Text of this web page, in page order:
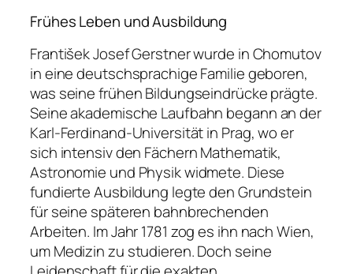
Frühes Leben und Ausbildung
František Josef Gerstner wurde in Chomutov
in eine deutschsprachige Familie geboren,
was seine frühen Bildungseindrücke prägte.
Seine akademische Laufbahn begann an der
Karl-Ferdinand-Universität in Prag, wo er
sich intensiv den Fächern Mathematik,
Astronomie und Physik widmete. Diese
fundierte Ausbildung legte den Grundstein
für seine späteren bahnbrechenden
Arbeiten. Im Jahr 1781 zog es ihn nach Wien,
um Medizin zu studieren. Doch seine